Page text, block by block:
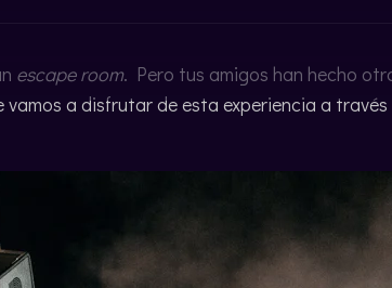
escape room. Pero tus amigos han hecho
a disfrutar de esta experiencia a través